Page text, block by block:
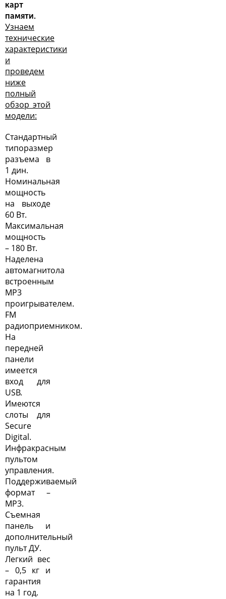
карт
памяти.
Узнаем
технические
характеристики
и
проведем
ниже
полный
обзор этой
модели:
Стандартный
типоразмер
разъема в
1 дин.
Номинальная
мощность
на выходе
60 Вт.
Максимальная
мощность
– 180 Вт.
Наделена
автомагнитола
встроенным
MP3
проигрывателем.
FM
радиоприемником.
На
передней
панели
имеется
вход для
USB.
Имеются
слоты для
Secure
Digital.
Инфракрасным
пультом
управления.
Поддерживаемый
формат –
MP3.
Съемная
панель и
дополнительный
пульт ДУ.
Легкий вес
– 0,5 кг и
гарантия
на 1 год.